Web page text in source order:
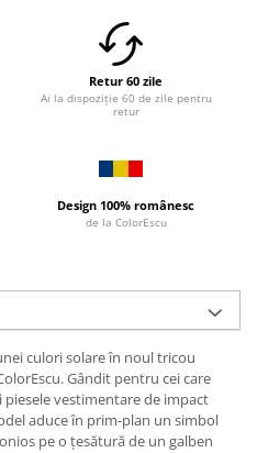
Retur 60 zile
Ai la dispoziție 60 de zile pentru
retur
Design 100% românesc
de la ColorEscu
culori solare în noul tricou
Gândit pentru cei care
vestimentare de impact
aduce în prim-plan un simbol
pe o țesătură de un galben